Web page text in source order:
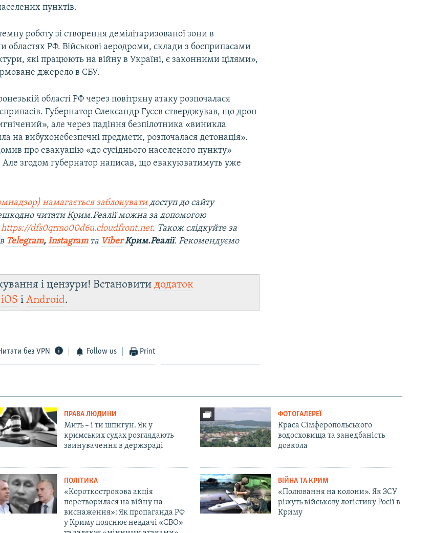
пунктів.
роботу зі створення демілітаризованої зони в
областях РФ. Військові аеродроми, склади з боєприпасами
які працюють на війну в Україні, є законними цілями»,
джерело в СБУ.
області РФ через повітряну атаку розпочалася
Губернатор Олександр Гусєв стверджував, що дрон
але через падіння безпілотника «виникла
на вибухонебезпечні предмети, розпочалася детонація».
про евакуацію «до сусіднього населеного пункту»
Але згодом губернатор написав, що евакуюватимуть уже
намагається заблокуватидоступ до сайту
читати Крим.Реалії можна за допомогою
https://dfs0qrmo00d6u.cloudfront.net. Також слідкуйте за
Telegram,Instagramта ViberКрим.Реалії. Рекомендуємо
і цензури! Встановитидодаток
iOS іAndroid.
без VPN Follow us Print
ПРАВА ЛЮДИНИ
Мить – і ти шпигун. Як у
кримських судах розглядають
звинувачення в держзраді
ФОТОГАЛЕРЕЇ
Краса Сімферопольського
водосховища та занедбаність
довкола
ПОЛІТИКА
«Короткострокова акція
перетворилася на війну на
виснаження»: Як пропаганда РФ
у Криму пояснює невдачі «СВО»
ВІЙНА ТА КРИМ
«Полювання на колони». Як ЗСУ
ріжуть військову логістику Росії в
Криму